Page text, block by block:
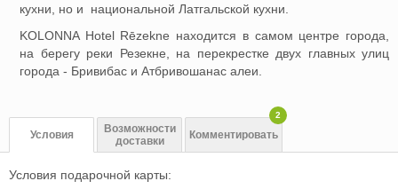
кухни, но и национальной Латгальской кухни.
KOLONNA Hotel Rēzekne находится в самом центре города,
на берегу реки Резекне, на перекрестке двух главных улиц
города - Бривибас и Атбривошанас алеи.
Условия
Возможности
доставки
Комментировать
2
Условия подарочной карты: